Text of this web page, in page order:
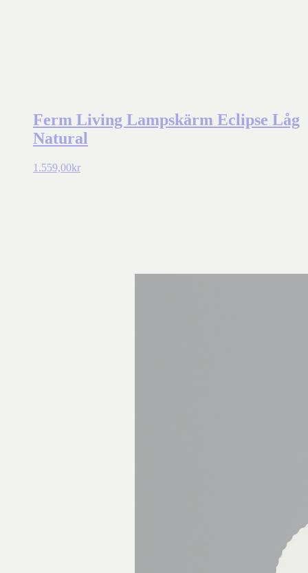
Ferm Living Lampskärm Eclipse Låg
Natural
1.559,00kr